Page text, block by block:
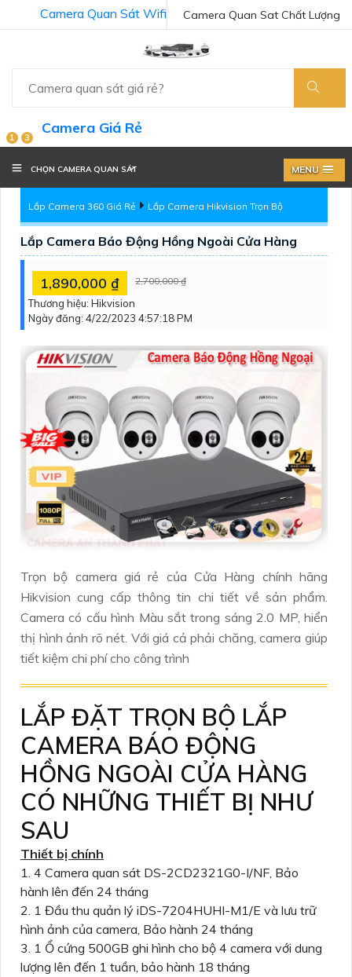
Camera Quan Sat Chất Lượng
Camera Quan Sát Wifi
1 3
Camera Giá Rẻ
CHỌN CAMERA QUAN SÁT MENU
Lắp Camera 360 Giá Rẻ Lắp Camera Hikvision Trọn Bộ
Lắp Camera Báo Động Hồng Ngoài Cửa Hàng
1,890,000 ₫ 2,700,000 ₫
Thương hiệu: Hikvision
Ngày đăng: 4/22/2023 4:57:18 PM
Trọn bộ camera giá rẻ của Cửa Hàng chính hãng
Hikvision cung cấp thông tin chi tiết về sản phẩm.
Camera có cấu hình Màu sắt trong sáng 2.0 MP, hiển
thị hình ảnh rõ nét. Với giá cả phải chăng, camera giúp
tiết kiệm chi phí cho công trình
LẮP ĐẶT TRỌN BỘ LẮP
CAMERA BÁO ĐỘNG
HỒNG NGOÀI CỬA HÀNG
CÓ NHỮNG THIẾT BỊ NHƯ
SAU
Thiết bị chính
1. 4 Camera quan sát DS-2CD2321G0-I/NF, Bảo
hành lên đến 24 tháng
2. 1 Đầu thu quản lý iDS-7204HUHI-M1/E và lưu trữ
hình ảnh của camera, Bảo hành 24 tháng
3. 1 Ổ cứng 500GB ghi hình cho bộ 4 camera với dung
lượng lên đến 1 tuần, bảo hành 18 tháng